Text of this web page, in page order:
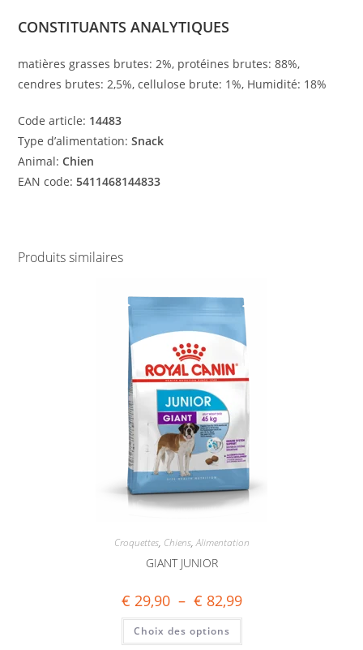
CONSTITUANTS ANALYTIQUES
matières grasses brutes: 2%, protéines brutes: 88%,
cendres brutes: 2,5%, cellulose brute: 1%, Humidité: 18%
Code article: 14483
Type d’alimentation:Snack
Animal:Chien
EAN code:5411468144833
Produits similaires
Croquettes, Chiens,Alimentation
GIANT JUNIOR
€ 29,90 – € 82,99
Choix des options